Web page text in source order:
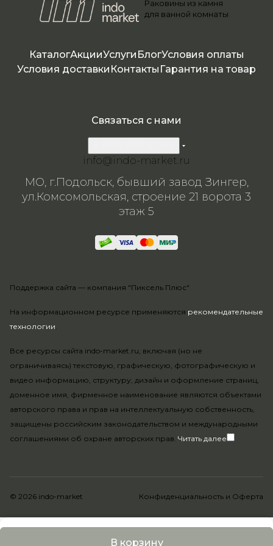
я
я
В корзину
Раковины из камня
для ванной комнаты
КаталогАкцииУслуги БлогУсловия оплаты
Условия доставки Контакты Гарантия на товар
На информационном ресурсе применяются рекомендательные
технологии.
Все ресурсы сайта indo-market.ru, включая (но не
ограничиваясь) текстовую, графическую, фотографическую и
видео информацию, структуру, дизайн и оформление страниц,
доменное имя, фирменное наименование являются объектами
авторского права и прав на интеллектуальную собственность,
защищены российским законодательством и международными
соглашениями об охране авторских прав. Читать далее
Связаться с нами
info@indo-market.ru
МО, г.Подольск, бывший завод Зингер,
ул.Комсомольская, строение 21 ворота 3
этаж 5
Поддержка сайта — компания "Пиксель Плюс"
© 2026 indo-market Конфиденциальность и Оферта